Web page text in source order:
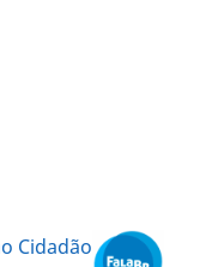
Cidadão